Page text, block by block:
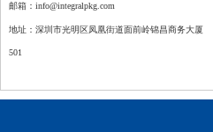
邮箱：info@integralpkg.com
地址： 深圳市光明区凤凰街道面前岭锦昌商务大厦
501